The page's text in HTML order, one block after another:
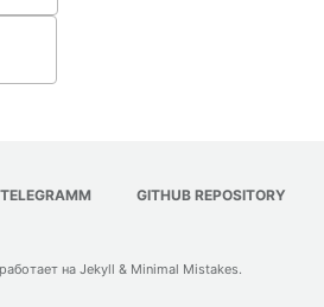
TELEGRAMM GITHUB REPOSITORY
на Jekyll & Minimal Mistakes.